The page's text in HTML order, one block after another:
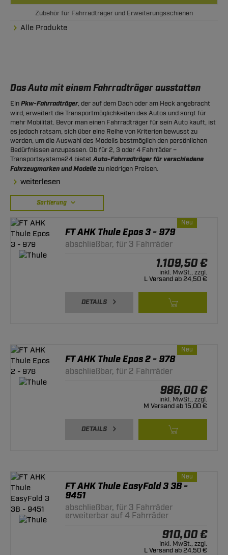
Zubehör für Fahrradträger und Erweiterungsschienen
Alle Produkte
Das Auto mit einem Fahrradträger ausstatten
EinPkw-Fahrradträger, der auf dem Dach oder am Heck angebracht
wird, erweitert die Transportmöglichkeiten des Autos und sorgt für
mehr Mobilität. Bevor man einen Fahrradträger für sein Auto kauft, ist
es jedoch ratsam, sich über eine Reihe von Kriterien bewusst zu
werden, um die Auswahl des Modells bestmöglich den persönlichen
Bedürfnissen anzupassen. Ob für 2, 3 oder 4 Fahrräder –
Transportsysteme24 bietetAuto-Fahrradträger für verschiedene
Fahrzeugmarken und Modellezu niedrigen Preisen.
weiterlesen
Sortierung
Neu
FT AHK Thule Epos 3 - 979
abschließbar, für 3 Fahrräder
1.109,50 €
inkl. MwSt., zzgl.
L Versand ab 24,50 €
DETAILS
Neu
FT AHK Thule Epos 2 - 978
abschließbar, für 2 Fahrräder
986,00 €
inkl. MwSt., zzgl.
M Versand ab 15,00 €
DETAILS
Neu
FT AHK Thule EasyFold 3 3B -
9451
abschließbar, für 3 Fahrräder
erweiterbar auf 4 Fahrräder
910,00 €
inkl. MwSt., zzgl.
L Versand ab 24,50 €